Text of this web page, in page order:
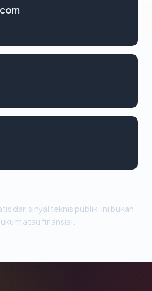
dari sinyal teknis publik. Ini bukan
atau finansial.